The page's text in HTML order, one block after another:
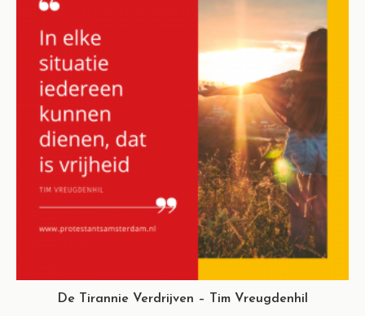
De Tirannie Verdrijven – Tim Vreugdenhil